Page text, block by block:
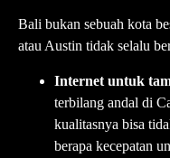
Bali bukan sebuah kota
atau Austin tidak selalu
Internet untuk
terbilang andal di
kualitasnya bisa
berapa kecepatan